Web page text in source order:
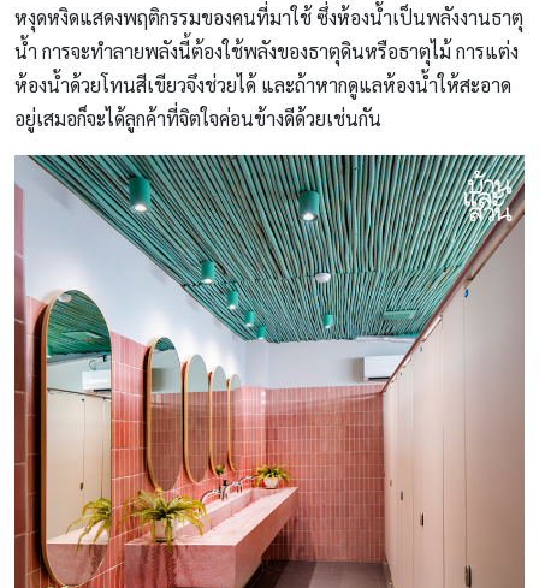
หงุดหงิดแสดงพฤติกรรมของคนที่มาใช้ ซึ่งห้องน้ำเป็นพลังงานธาตุ
น้ำ การจะทำลายพลังนี้ต้องใช้พลังของธาตุดินหรือธาตุไม้ การแต่ง
ห้องน้ำด้วยโทนสีเขียวจึงช่วยได้ และถ้าหากดูแลห้องน้ำให้สะอาด
อยู่เสมอก็จะได้ลูกค้าที่จิตใจค่อนข้างดีด้วยเช่นกัน